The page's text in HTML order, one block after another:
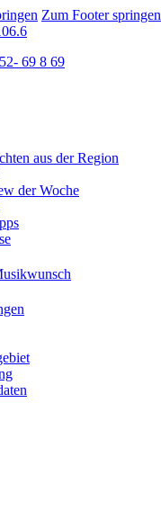
Zum Footer springen
69 8 69
aus der Region
der Woche